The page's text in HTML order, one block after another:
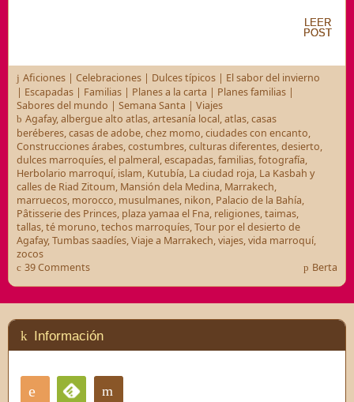
LEER
POST
LEER
POST
Aficiones| Celebraciones| Dulces típicos| El sabor del invierno
| Escapadas | Familias | Planes a la carta | Planes familias |
Sabores del mundo | Semana Santa | Viajes
Agafay,albergue alto atlas,artesanía local,atlas,casas
beréberes,casas de adobe,chez momo,ciudades con encanto,
Construcciones árabes,costumbres,culturas diferentes,desierto,
dulces marroquíes,el palmeral,escapadas,familias,fotografía,
Herbolario marroquí, islam, Kutubía, La ciudad roja, La Kasbah y
calles de Riad Zitoum, Mansión dela Medina, Marrakech,
marruecos, morocco, musulmanes, nikon, Palacio de la Bahía,
Pâtisserie des Princes, plaza yamaa el Fna, religiones,taimas,
tallas,té moruno,techos marroquíes,Tour por el desierto de
Agafay,Tumbas saadíes,Viaje a Marrakech,viajes,vida marroquí,
zocos
39 Comments
Berta
Información
RSS